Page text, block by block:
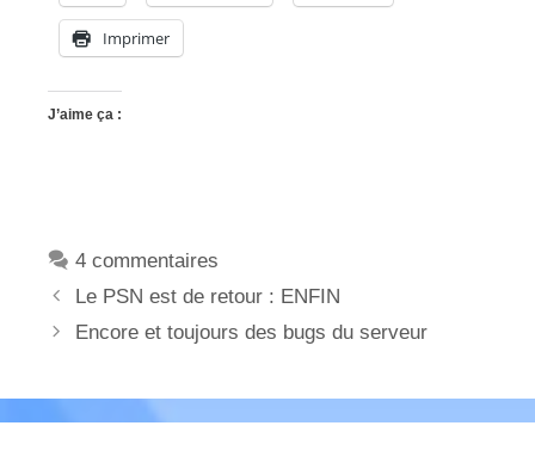
Imprimer
J’aime ça :
4 commentaires
Le PSN est de retour : ENFIN
Encore et toujours des bugs du serveur